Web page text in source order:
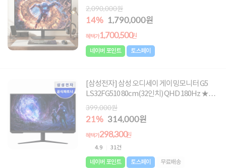
이벤트 최대혜택가 1,700,500원★
2,090,000원
14% 1,790,000원
혜택가1,700,500원
네이버 포인트 토스페이
[삼성전자] 삼성 오디세이 게이밍모니터 G5
LS32FG510 80cm(32인치) QHD 180Hz ★썸
머이벤트 최대혜택가 298,300원★ ▶
32CG510 후속 모델 ◀
399,000원
21% 314,000원
혜택가298,300원
4.9 31건
네이버 포인트 토스페이 무료배송